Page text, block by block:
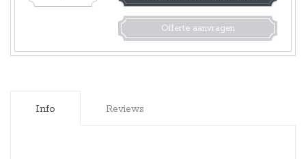
Offerte aanvragen
Info Reviews